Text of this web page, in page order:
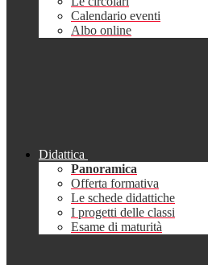
Calendario eventi
Albo online
Didattica
Panoramica
Offerta formativa
Le schede didattiche
I progetti delle classi
Esame di maturità